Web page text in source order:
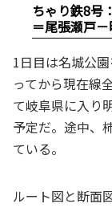
ちゃり鉄8号
＝尾張瀬戸
1日目は名城公
ってから現在線
て岐阜県に入り
予定だ。途中、
ている。
ルート図と断面